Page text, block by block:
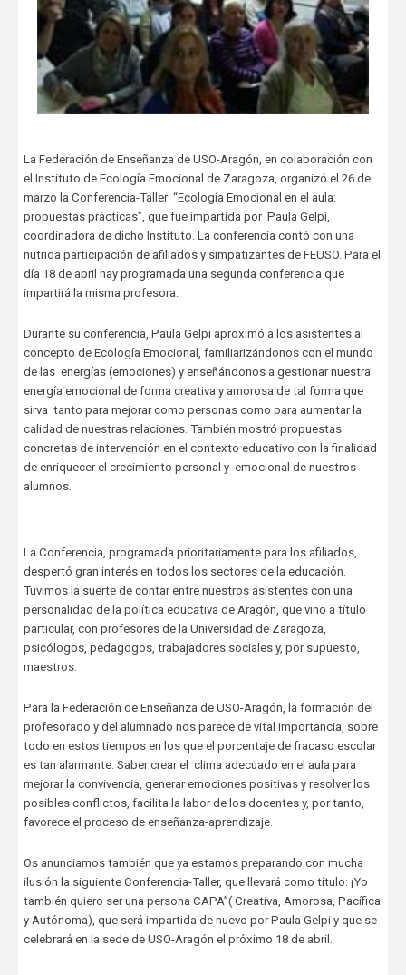
La Federación de Enseñanza de USO-Aragón, en colaboración con
el Instituto de Ecología Emocional de Zaragoza, organizó el 26 de
marzo la Conferencia-Taller: “Ecología Emocional en el aula:
propuestas prácticas”, que fue impartida por Paula Gelpi,
coordinadora de dicho Instituto. La conferencia contó con una
nutrida participación de afiliados y simpatizantes de FEUSO. Para el
día 18 de abril hay programada una segunda conferencia que
impartirá la misma profesora.
Durante su conferencia, Paula Gelpi aproximó a los asistentes al
concepto de Ecología Emocional, familiarizándonos con el mundo
de las energías (emociones) y enseñándonos a gestionar nuestra
energía emocional de forma creativa y amorosa de tal forma que
sirva tanto para mejorar como personas como para aumentar la
calidad de nuestras relaciones. También mostró propuestas
concretas de intervención en el contexto educativo con la finalidad
de enriquecer el crecimiento personal y emocional de nuestros
alumnos.
La Conferencia, programada prioritariamente para los afiliados,
despertó gran interés en todos los sectores de la educación.
Tuvimos la suerte de contar entre nuestros asistentes con una
personalidad de la política educativa de Aragón, que vino a título
particular, con profesores de la Universidad de Zaragoza,
psicólogos, pedagogos, trabajadores sociales y, por supuesto,
maestros.
Para la Federación de Enseñanza de USO-Aragón, la formación del
profesorado y del alumnado nos parece de vital importancia, sobre
todo en estos tiempos en los que el porcentaje de fracaso escolar
es tan alarmante. Saber crear el clima adecuado en el aula para
mejorar la convivencia, generar emociones positivas y resolver los
posibles conflictos, facilita la labor de los docentes y, por tanto,
favorece el proceso de enseñanza-aprendizaje.
Os anunciamos también que ya estamos preparando con mucha
ilusión la siguiente Conferencia-Taller, que llevará como título: ¡Yo
también quiero ser una persona CAPA”( Creativa, Amorosa, Pacífica
y Autónoma), que será impartida de nuevo por Paula Gelpi y que se
celebrará en la sede de USO-Aragón el próximo 18 de abril.